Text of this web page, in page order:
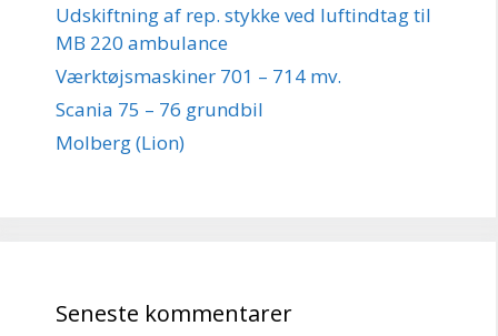
Udskiftning af rep. stykke ved luftindtag til
MB 220 ambulance
Værktøjsmaskiner 701 – 714 mv.
Scania 75 – 76 grundbil
Molberg (Lion)
Seneste kommentarer